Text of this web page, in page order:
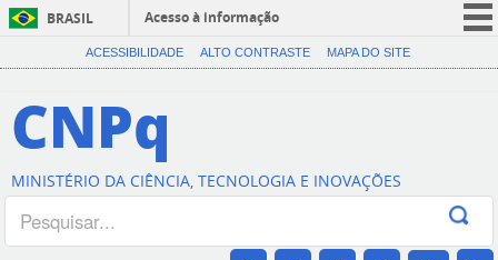
BRASIL
Acesso à informação
CORONAVÍRUS (COVID-19)
Canais
ACESSIBILIDADE ALTO CONTRASTE MAPA DO SITE
CNPq
MINISTÉRIO DA CIÊNCIA, TECNOLOGIA E INOVAÇÕES